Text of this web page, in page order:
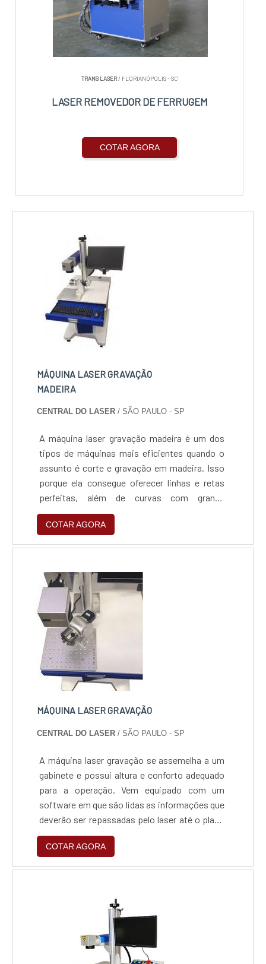
TRANS LASER/ FLORIANÓPOLIS - SC
LASER REMOVEDOR DE FERRUGEM
COTAR AGORA
MÁQUINA LASER GRAVAÇÃO
MADEIRA
CENTRAL DO LASER/ SÃO PAULO - SP
A máquina laser gravação madeira é um dos
tipos de máquinas mais eficientes quando o
assunto é corte e gravação em madeira. Isso
porque ela consegue oferecer linhas e retas
perfeitas, além de curvas com grande
acabamento. Com ela, é possível produzir
diversos tipos de objetos, por exemplo,
brinquedos, artesanatos, pisos para madeira,
presentes, artigos natalinos, entre outras
coisas. Onde esta máquina...
COTAR AGORA
MÁQUINA LASER GRAVAÇÃO
CENTRAL DO LASER/ SÃO PAULO - SP
A máquina laser gravação se assemelha a um
gabinete e possui altura e conforto adequado
para a operação. Vem equipado com um
software em que são lidas as informações que
deverão ser repassadas pelo laser até o plano
da matéria-prima. Dependendo do material,
seu laser pode atingir altas potências, como
120W, originado de diversos sistemas, como o
COTAR AGORA